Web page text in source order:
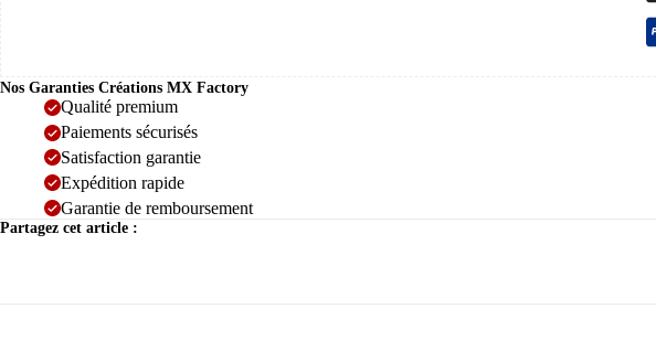
Nos Garanties Créations MX Factory
Qualité premium
Paiements sécurisés
Satisfaction garantie
Expédition rapide
Garantie de remboursement
Partagez cet article :